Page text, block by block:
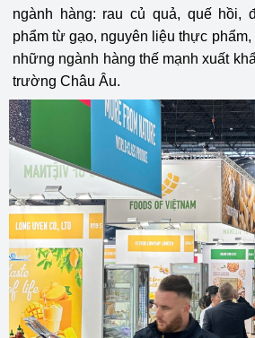
ngành hàng: rau củ quả, quế hồi,
phẩm từ gạo, nguyên liệu thực
những ngành hàng thế mạnh xuất
trường Châu Âu.